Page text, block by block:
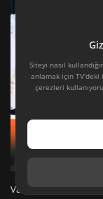
Vahşi yaseminler
Siteyi nasıl
anlamak için TV'deki
çerezleri